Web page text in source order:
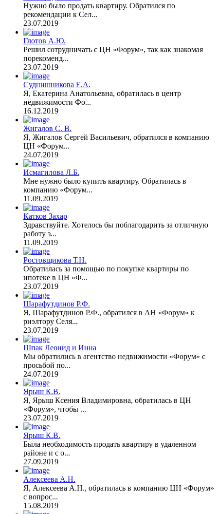
Нужно было продать квартиру. Обратился по
рекомендации к Сел...
23.07.2019
Глотов А.Ю.
Решил сотрудничать с ЦН «Форум», так как знакомая
порекоменд...
23.07.2019
Суднишникова Е.А.
Я, Екатерина Анатольевна, обратилась в центр
недвижимости Фо...
16.12.2019
Жигалов С. В.
Я, Жигалов Сергей Васильевич, обратился в компанию
ЦН «Форум...
24.07.2019
Исмагилова Л.Б.
Мне нужно было купить квартиру. Обратилась в
компанию «Форум...
11.09.2019
Катков Захар
Здравствуйте. Хотелось бы поблагодарить за отличную
работу з...
11.09.2019
Ростовщикова Т.Н.
Обратилась за помощью по покупке квартиры по
ипотеке в ЦН «Ф...
23.07.2019
Шарафутдинов Р.Ф.
Я, Шарафутдинов Р.Ф., обратился в АН «Форум» к
риэлтору Селя...
23.07.2019
Шпак Леонид и Инна
Мы обратились в агентство недвижимости «Форум» с
просьбой по...
24.07.2019
Ярыш К.В.
Я, Ярыш Ксения Владимировна, обратилась в ЦН
«Форум», чтобы ...
23.07.2019
Ярыш К.В.
Была необходимость продать квартиру в удаленном
районе и с о...
27.09.2019
Алексеева А.Н.
Я, Алексеева А.Н., обратилась в компанию ЦН «Форум»
с вопрос...
15.08.2019